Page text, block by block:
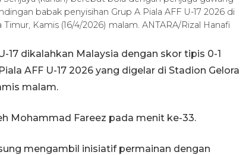
babak penyisihan Grup A Piala AFF U-17 2026 di
Kamis (16/4/2026) malam. ANTARA/Rizal Hanafi
17 dikalahkan Malaysia dengan skor tipis 0-1
AFF U-17 2026 yang digelar di Stadion Gelora
malam.
Mohammad Fareez pada menit ke-33.
mengambil inisiatif permainan dengan